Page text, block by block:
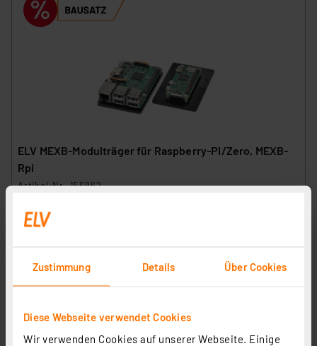
Zustimmung Details Über Cookies
Diese Webseite verwendet Cookies
Wir verwenden Cookies auf unserer Webseite. Einige
ELV MEXB-Modulträger für Raspberry-PI/Zero, MEXB-
Rpi
Artikel-Nr. 156962
Informationen zu Versandkosten